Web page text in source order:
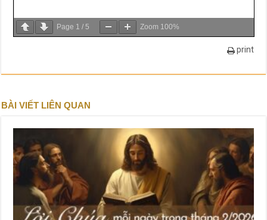
Page 1 /5 Zoom 100%
print
BÀI VIẾT LIÊN QUAN